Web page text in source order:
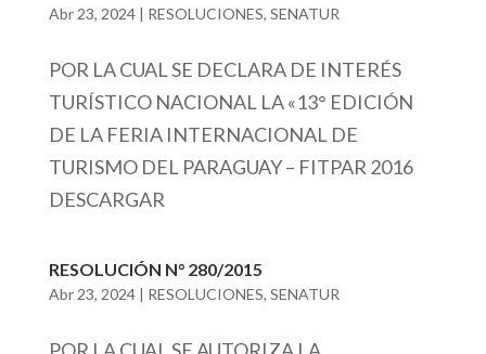
Abr 23, 2024| RESOLUCIONES, SENATUR
POR LA CUAL SE DECLARA DE INTERÉS
TURÍSTICO NACIONAL LA «13° EDICIÓN
DE LA FERIA INTERNACIONAL DE
TURISMO DEL PARAGUAY – FITPAR 2016
DESCARGAR
RESOLUCIÓN N° 280/2015
Abr 23, 2024| RESOLUCIONES, SENATUR